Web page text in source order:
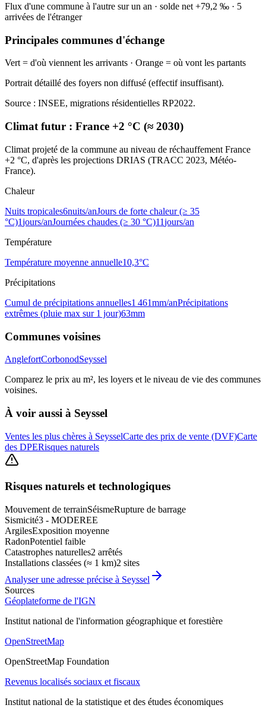
Flux d'une commune à l'autre sur un an · solde net +79,2 ‰ · 5
arrivées de l'étranger
Principales communes d'échange
Vert = d'où viennent les arrivants · Orange = où vont les partants
Portrait détaillé des foyers non diffusé (effectif insuffisant).
Source : INSEE, migrations résidentielles RP2022.
Climat futur : France +2 °C (≈ 2030)
Climat projeté de la commune au niveau de réchauffement France
+2 °C, d'après les projections DRIAS (TRACC 2023, Météo-
France).
Chaleur
Nuits tropicales6nuits/anJours de forte chaleur (≥ 35
°C)1jours/anJournées chaudes (≥ 30 °C)11jours/an
Température
Température moyenne annuelle10,3°C
Précipitations
Cumul de précipitations annuelles1 461mm/anPrécipitations
extrêmes (pluie max sur 1 jour)63mm
Communes voisines
AnglefortCorbonodSeyssel
Comparez le prix au m², les loyers et le niveau de vie des communes
voisines.
À voir aussi à Seyssel
Ventes les plus chères à SeysselCarte des prix de vente (DVF)Carte
des DPERisques naturels
Risques naturels et technologiques
Mouvement de terrainSéismeRupture de barrage
Sismicité3 - MODEREE
ArgilesExposition moyenne
RadonPotentiel faible
Catastrophes naturelles2 arrêtés
Installations classées (≈ 1 km)2 sites
Analyser une adresse précise à Seyssel
Sources
Géoplateforme de l'IGN
Institut national de l'information géographique et forestière
OpenStreetMap
OpenStreetMap Foundation
Revenus localisés sociaux et fiscaux
Institut national de la statistique et des études économiques